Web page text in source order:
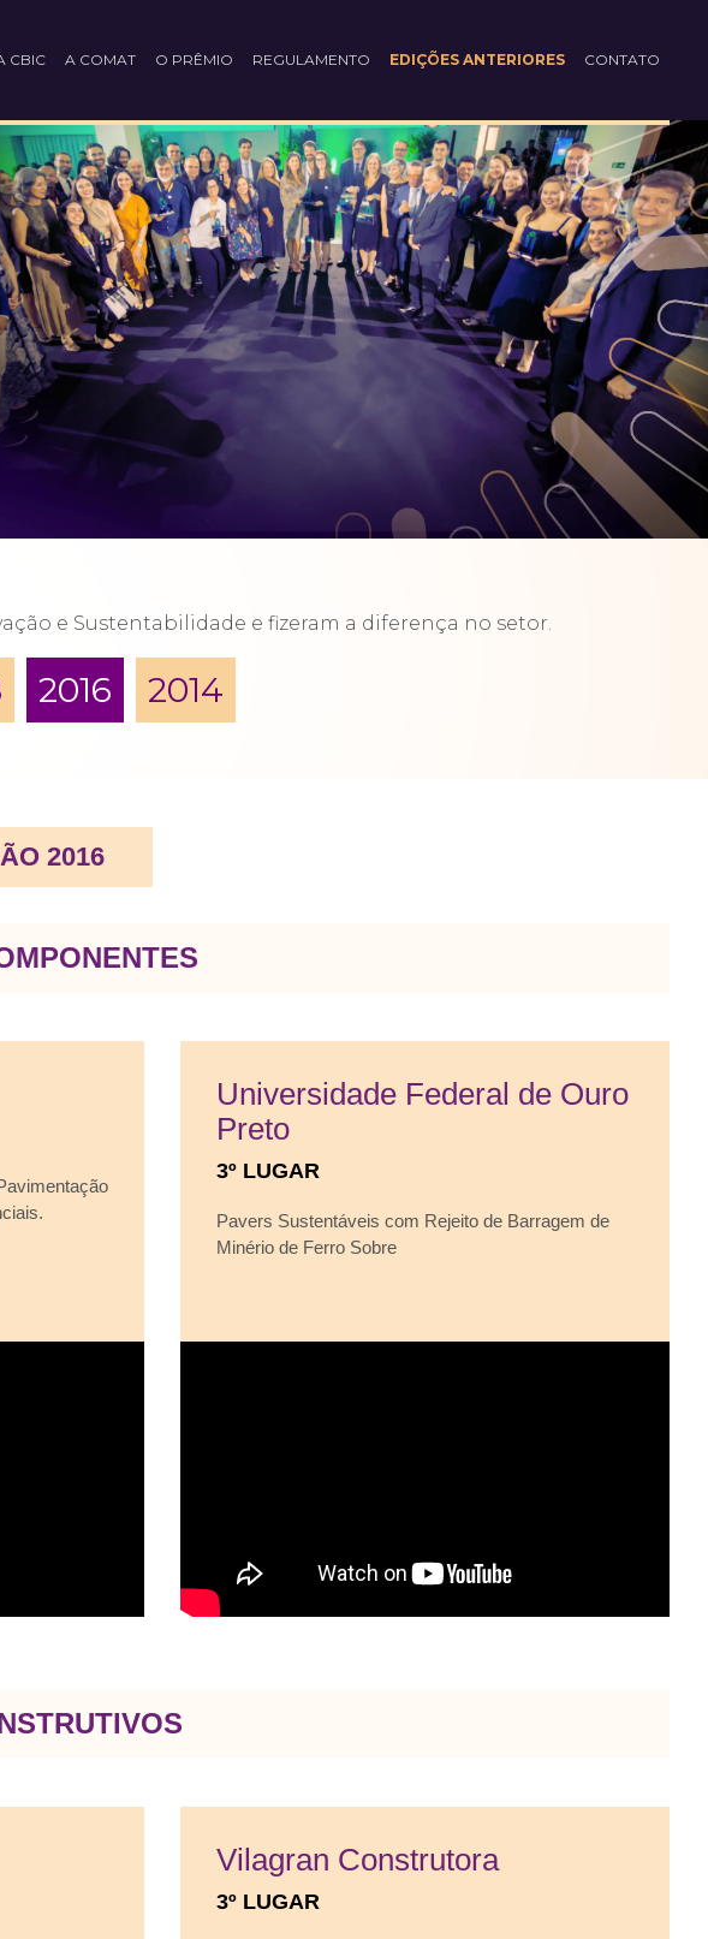
CBIC A COMAT O PRÊMIO REGULAMENTO EDIÇÕES ANTERIORES CONTATO
e Sustentabilidade e fizeram a diferença no setor.
2016 2014
2016
Universidade Federal de Ouro
Preto
3º LUGAR
Pavers Sustentáveis com Rejeito de Barragem de
Minério de Ferro Sobre
Vilagran Construtora
3º LUGAR